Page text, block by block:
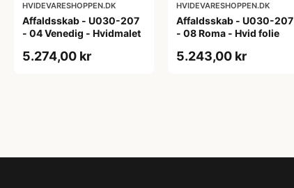
HVIDEVARESHOPPEN.DK
Affaldsskab - U030-207
- 04 Venedig - Hvidmalet
5.274,00 kr
HVIDEVARESHOPPEN.DK
Affaldsskab - U030-207
- 08 Roma - Hvid folie
5.243,00 kr